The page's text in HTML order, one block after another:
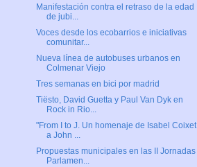
Manifestación contra el retraso de la edad
de jubi...
Voces desde los ecobarrios e iniciativas
comunitar...
Nueva línea de autobuses urbanos en
Colmenar Viejo
Tres semanas en bici por madrid
Tiësto, David Guetta y Paul Van Dyk en
Rock in Rio...
"From I to J. Un homenaje de Isabel Coixet
a John ...
Propuestas municipales en las II Jornadas
Parlamen...